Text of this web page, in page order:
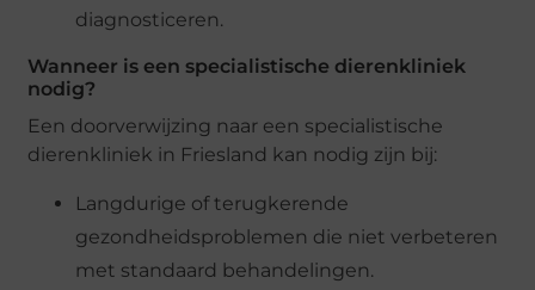
diagnosticeren.
Wanneer is een specialistische dierenkliniek
nodig?
Een doorverwijzing naar een specialistische
dierenkliniek in Friesland kan nodig zijn bij:
Langdurige of terugkerende
gezondheidsproblemen die niet verbeteren
met standaard behandelingen.